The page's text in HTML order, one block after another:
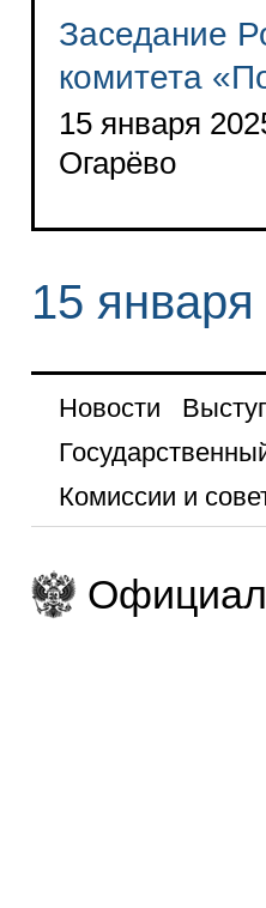
Заседание
комитета
15 января
Огарёво
15
Новости
Комиссии и